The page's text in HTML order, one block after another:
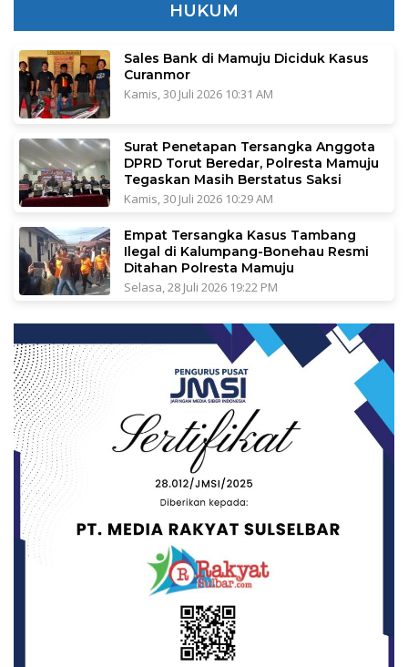
HUKUM
Sales Bank di Mamuju Diciduk Kasus
Curanmor
Kamis, 30 Juli 2026 10:31 AM
Surat Penetapan Tersangka Anggota
DPRD Torut Beredar, Polresta Mamuju
Tegaskan Masih Berstatus Saksi
Kamis, 30 Juli 2026 10:29 AM
Empat Tersangka Kasus Tambang
Ilegal di Kalumpang-Bonehau Resmi
Ditahan Polresta Mamuju
Selasa, 28 Juli 2026 19:22 PM